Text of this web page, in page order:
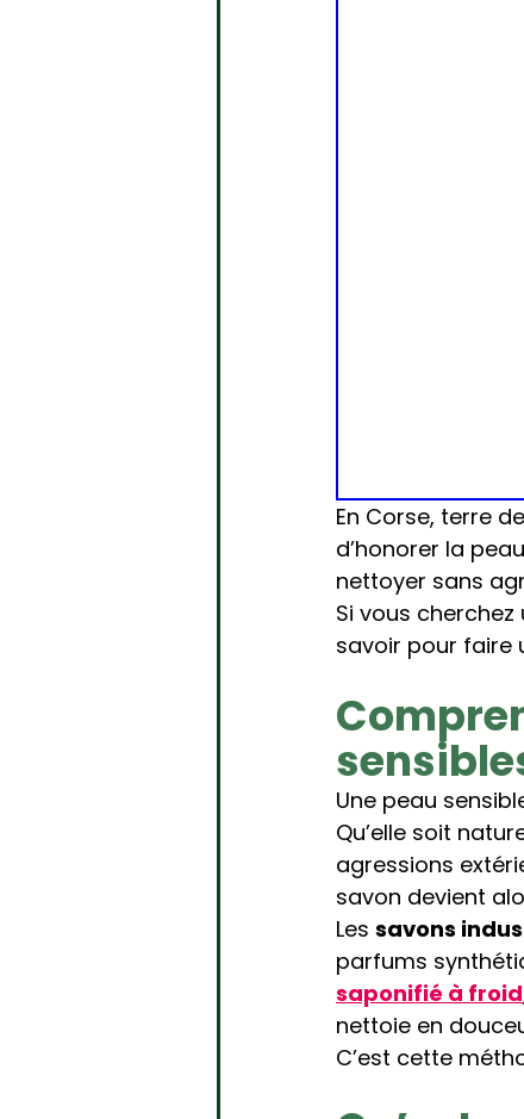
En Corse, terre
d’honorer la
nettoyer sans
Si vous cherchez
savoir pour faire
Une peau
Qu’elle soit
agressions
savon devient
Les savons
parfums
saponifié à froid
nettoie en
C’est cette